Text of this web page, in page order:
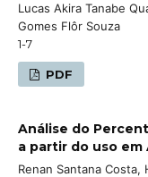
Lucas Akira Tanabe
Gomes Flôr Souza
1-7
PDF
Análise do
a partir do uso em
Renan Santana